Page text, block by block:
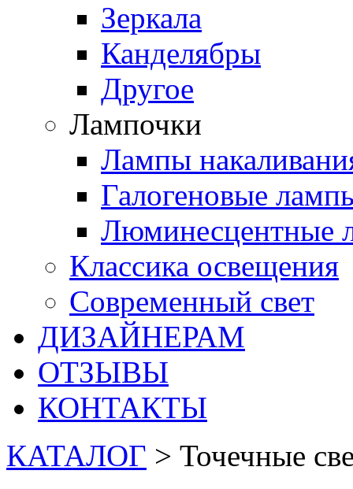
Зеркала
Канделябры
Другое
Лампочки
Лампы
Галогеновые
Люминесцентные
Классика освещения
Современный свет
ДИЗАЙНЕРАМ
ОТЗЫВЫ
КОНТАКТЫ
КАТАЛОГ > Точечные